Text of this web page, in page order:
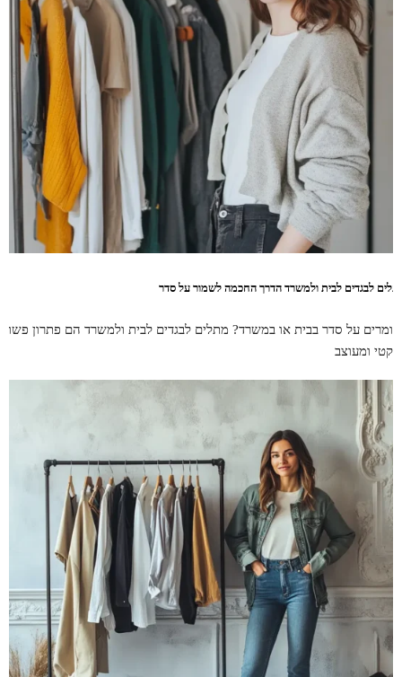
לבגדים לבית ולמשרד הדרך החכמה לשמור על סדר
על סדר בבית או במשרד? מתלים לבגדים לבית ולמשרד הם פתרון
ומעוצב